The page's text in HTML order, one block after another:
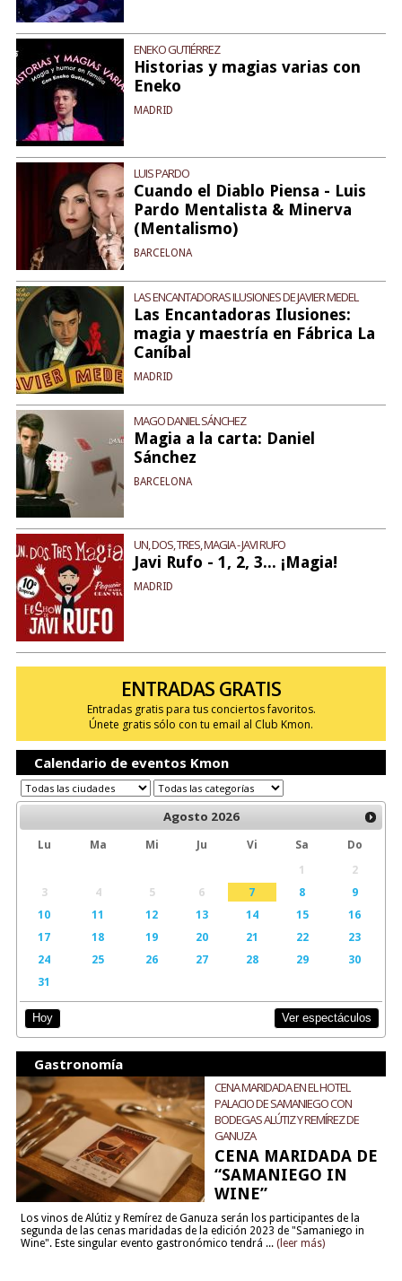
ENEKO GUTIÉRREZ
Historias y magias varias con
Eneko
MADRID
LUIS PARDO
Cuando el Diablo Piensa - Luis
Pardo Mentalista & Minerva
(Mentalismo)
BARCELONA
LAS ENCANTADORAS ILUSIONES DE JAVIER MEDEL
Las Encantadoras Ilusiones:
magia y maestría en Fábrica La
Caníbal
MADRID
MAGO DANIEL SÁNCHEZ
Magia a la carta: Daniel
Sánchez
BARCELONA
UN, DOS, TRES, MAGIA - JAVI RUFO
Javi Rufo - 1, 2, 3... ¡Magia!
MADRID
ENTRADAS GRATIS
Entradas gratis para tus conciertos favoritos.
Únete gratis sólo con tu email al Club Kmon.
Calendario de eventos Kmon
Agosto 2026
Lu Ma Mi Ju Vi Sa
Do
1
2
3
4 5 6 7 8
9
10
11 12 13 14 15
16
17
18 19 20 21 22
23
24
25 26 27 28 29
30
31
Hoy Ver espectáculos
Gastronomía
CENA MARIDADA EN EL HOTEL
PALACIO DE SAMANIEGO CON
BODEGAS ALÚTIZ Y REMÍREZ DE
GANUZA
CENA MARIDADA DE
“SAMANIEGO IN
WINE”
Los vinos de Alútiz y Remírez de Ganuza serán los participantes de la
segunda de las cenas maridadas de la edición 2023 de "Samaniego in
Wine". Este singular evento gastronómico tendrá ... (leer más)